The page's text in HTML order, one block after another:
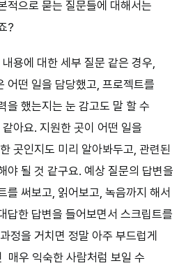
적으로 묻는 질문들에 대해서는
?
용에 대한 세부 질문 같은 경우,
어떤 일을 담당했고, 프로젝트를
을 했는지는 눈 감고도 말 할 수
아요. 지원한 곳이 어떤 일을
곳인지도 미리 알아봐두고, 관련된
야 될 것 같구요. 예상 질문의 답변을
를 써보고, 읽어보고, 녹음까지 해서
답한 답변을 들어보면서 스크립트를
정을 거치면 정말 아주 부드럽게
매우 익숙한 사람처럼 보일 수